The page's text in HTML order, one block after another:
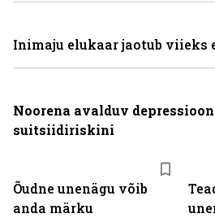
Õudne unenägu võib
anda märku
Inimaju elukaar jaotub viieks
Noorena avalduv
suitsiidiriskini